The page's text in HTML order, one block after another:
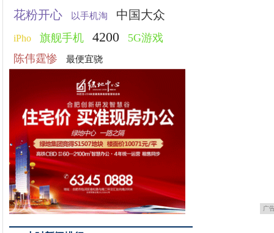
花粉开心 以手机淘 中国大众
iPho 旗舰手机 4200
5G游戏
陈伟霆惨
最便宜骁
广